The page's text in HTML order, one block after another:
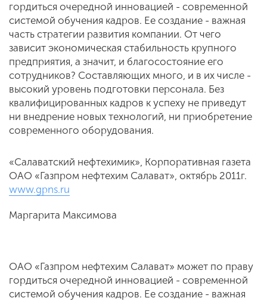
гордиться очередной инновацией - современной
системой обучения кадров. Ее создание - важная
часть стратегии развития компании. От чего
зависит экономическая ста­бильность крупного
предприятия, а значит, и благосостояние его
сотруд­ников? Составляющих много, и в их числе -
высокий уровень подготовки персонала. Без
квалифицированных кадров к успеху не приведут
ни вне­дрение новых технологий, ни приоб­ретение
современного оборудования.
«Салаватский нефтехимик», Корпоративная газета
ОАО «Газпром нефтехим Салават», октябрь 2011г.
www.gpns.ru
Маргарита Максимова
ОАО «Газпром нефтехим Салават» может по праву
гордиться очередной инновацией - современной
системой обучения кадров. Ее создание - важная